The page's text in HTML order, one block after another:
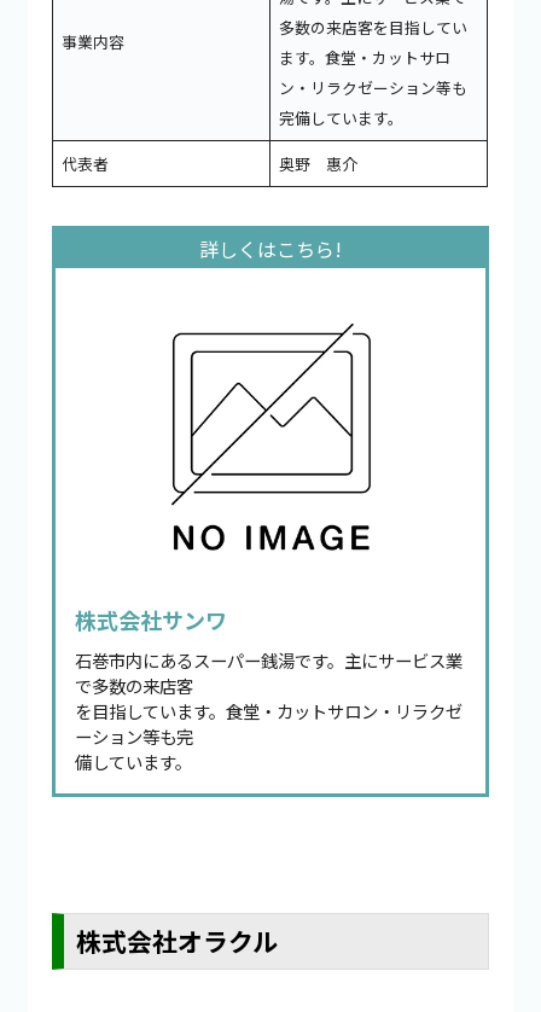
事業内容
多数の来店客を目指してい
ます。食堂・カットサロ
ン・リラクゼーション等も
完備しています。
代表者
奥野 惠介
株式会社サンワ
石巻市内にあるスーパー銭湯です。主にサービス業
で多数の来店客
を目指しています。食堂・カットサロン・リラクゼ
ーション等も完
備しています。
株式会社オラクル